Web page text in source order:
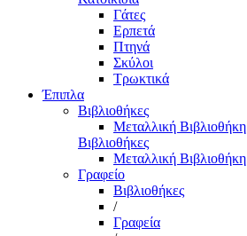
Γάτες
Ερπετά
Πτηνά
Σκύλοι
Τρωκτικά
Έπιπλα
Βιβλιοθήκες
Μεταλλική Βιβλιοθήκη
Βιβλιοθήκες
Μεταλλική Βιβλιοθήκη
Γραφείο
Βιβλιοθήκες
/
Γραφεία